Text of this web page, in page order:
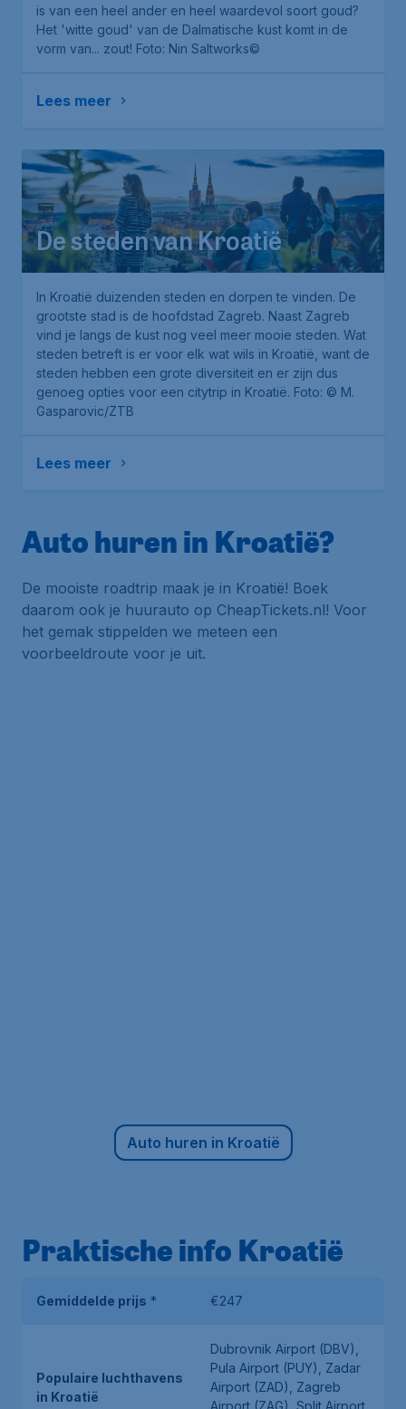
is van een heel ander en heel waardevol soort goud?
Het 'witte goud' van de Dalmatische kust komt in de
vorm van... zout! Foto: Nin Saltworks©
Lees meer
De steden van Kroatië
In Kroatië duizenden steden en dorpen te vinden. De
grootste stad is de hoofdstad Zagreb. Naast Zagreb
vind je langs de kust nog veel meer mooie steden. Wat
steden betreft is er voor elk wat wils in Kroatië, want de
steden hebben een grote diversiteit en er zijn dus
genoeg opties voor een citytrip in Kroatië. Foto: © M.
Gasparovic/ZTB
Lees meer
Auto huren in Kroatië?
De mooiste roadtrip maak je in Kroatië! Boek
daarom ook je huurauto op CheapTickets.nl! Voor
het gemak stippelden we meteen een
voorbeeldroute voor je uit.
Auto huren in Kroatië
Praktische info Kroatië
Gemiddelde prijs * €247
Populaire luchthavens
in Kroatië
Dubrovnik Airport (DBV),
Pula Airport (PUY), Zadar
Airport (ZAD), Zagreb
Airport (ZAG), Split Airport